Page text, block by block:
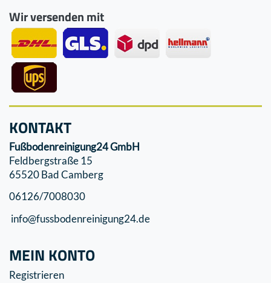
Wir versenden mit
KONTAKT
Fußbodenreinigung24 GmbH
Feldbergstraße 15
65520 Bad Camberg
06126/7008030
info@fussbodenreinigung24.de
MEIN KONTO
Registrieren